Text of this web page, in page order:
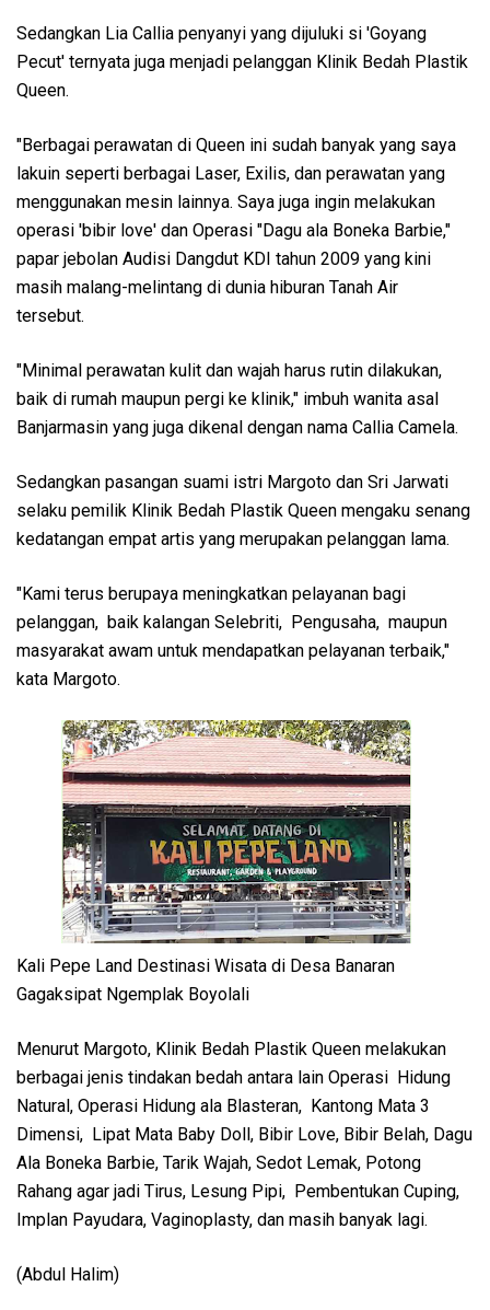
Sedangkan Lia Callia penyanyi yang dijuluki si 'Goyang
Pecut' ternyata juga menjadi pelanggan Klinik Bedah Plastik
Queen.
"Berbagai perawatan di Queen ini sudah banyak yang saya
lakuin seperti berbagai Laser, Exilis, dan perawatan yang
menggunakan mesin lainnya. Saya juga ingin melakukan
operasi 'bibir love' dan Operasi "Dagu ala Boneka Barbie,"
papar jebolan Audisi Dangdut KDI tahun 2009 yang kini
masih malang-melintang di dunia hiburan Tanah Air
tersebut.
"Minimal perawatan kulit dan wajah harus rutin dilakukan,
baik di rumah maupun pergi ke klinik," imbuh wanita asal
Banjarmasin yang juga dikenal dengan nama Callia Camela.
Sedangkan pasangan suami istri Margoto dan Sri Jarwati
selaku pemilik Klinik Bedah Plastik Queen mengaku senang
kedatangan empat artis yang merupakan pelanggan lama.
"Kami terus berupaya meningkatkan pelayanan bagi
pelanggan, baik kalangan Selebriti, Pengusaha, maupun
masyarakat awam untuk mendapatkan pelayanan terbaik,"
kata Margoto.
Kali Pepe Land Destinasi Wisata di Desa Banaran
Gagaksipat Ngemplak Boyolali
Menurut Margoto, Klinik Bedah Plastik Queen melakukan
berbagai jenis tindakan bedah antara lain Operasi Hidung
Natural, Operasi Hidung ala Blasteran, Kantong Mata 3
Dimensi, Lipat Mata Baby Doll, Bibir Love, Bibir Belah, Dagu
Ala Boneka Barbie, Tarik Wajah, Sedot Lemak, Potong
Rahang agar jadi Tirus, Lesung Pipi, Pembentukan Cuping,
Implan Payudara, Vaginoplasty, dan masih banyak lagi.
(Abdul Halim)